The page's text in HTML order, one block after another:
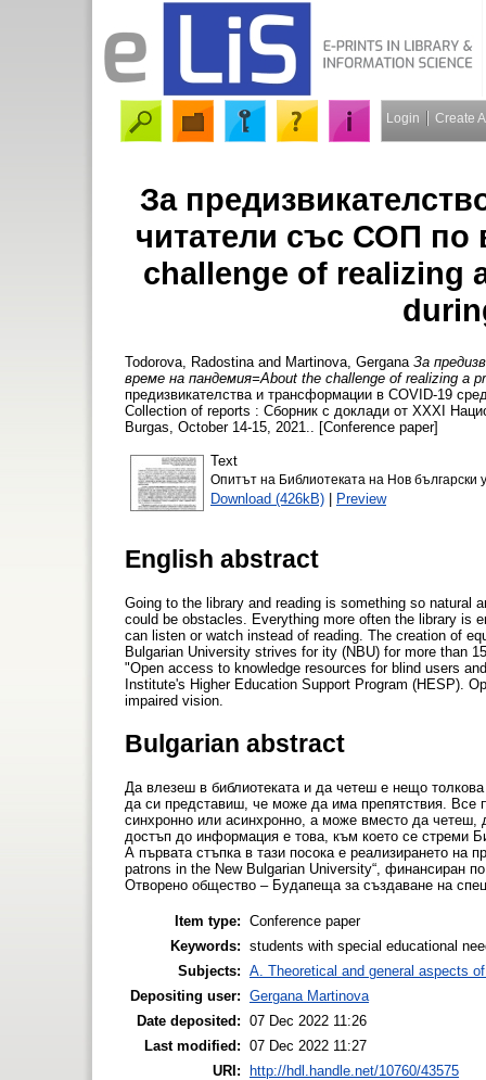
Login Create
За
читатели със СОП по
challenge of realizing
Todorova, Radostina and Martinova, Gergana За
време на пандемия=About the challenge of realizing a
предизвикателства и трансформации в COVID-19
Collection of reports : Сборник с доклади от ХXХІ
Burgas, October 14-15, 2021.. [Conference paper]
Text
Опитът на Библиотеката на Нов български
Download (426kB) | Preview
English abstract
Going to the library and reading is something so natural
could be obstacles. Everything more often the library is
can listen or watch instead of reading. The creation of
Bulgarian University strives for ity ​​(NBU) for more than
"Open access to knowledge resources for blind users
Institute's Higher Education Support Program (HESP).
impaired vision.
Bulgarian abstract
Да влезеш в библиотеката и да четеш е нещо
да си представиш, че може да има препятствия. Все
синхронно или асинхронно, а може вместо да
достъп до информация е това, към което се стреми
А първата стъпка в тази посока е реализирането на
patrons in the New Bulgarian University“, финансиран
Отворено общество – Будапеща за създаване на
Item type: Conference paper
Keywords: students with special educational
Subjects: A. Theoretical and general aspects
Depositing user: Gergana Martinova
Date deposited: 07 Dec 2022 11:26
Last modified: 07 Dec 2022 11:27
URI:
http://hdl.handle.net/10760/43575